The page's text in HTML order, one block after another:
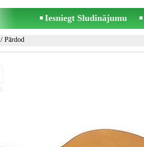
Iesniegt Sludinājumu
/ Pārdod